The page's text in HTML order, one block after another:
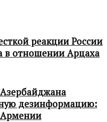
реакции России
в отношении Арцаха
дезинформацию: